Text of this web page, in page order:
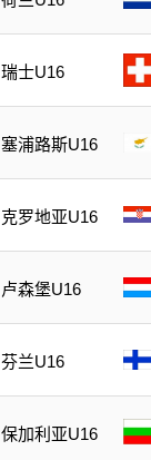
瑞士U16
塞浦路斯U16
克罗地亚U16
卢森堡U16
芬兰U16
保加利亚U16